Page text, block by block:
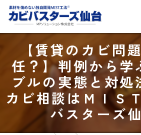
【賃貸のカビ問
任？】判例から学
ブルの実態と対処
カビ相談はＭＩＳ
バスターズ